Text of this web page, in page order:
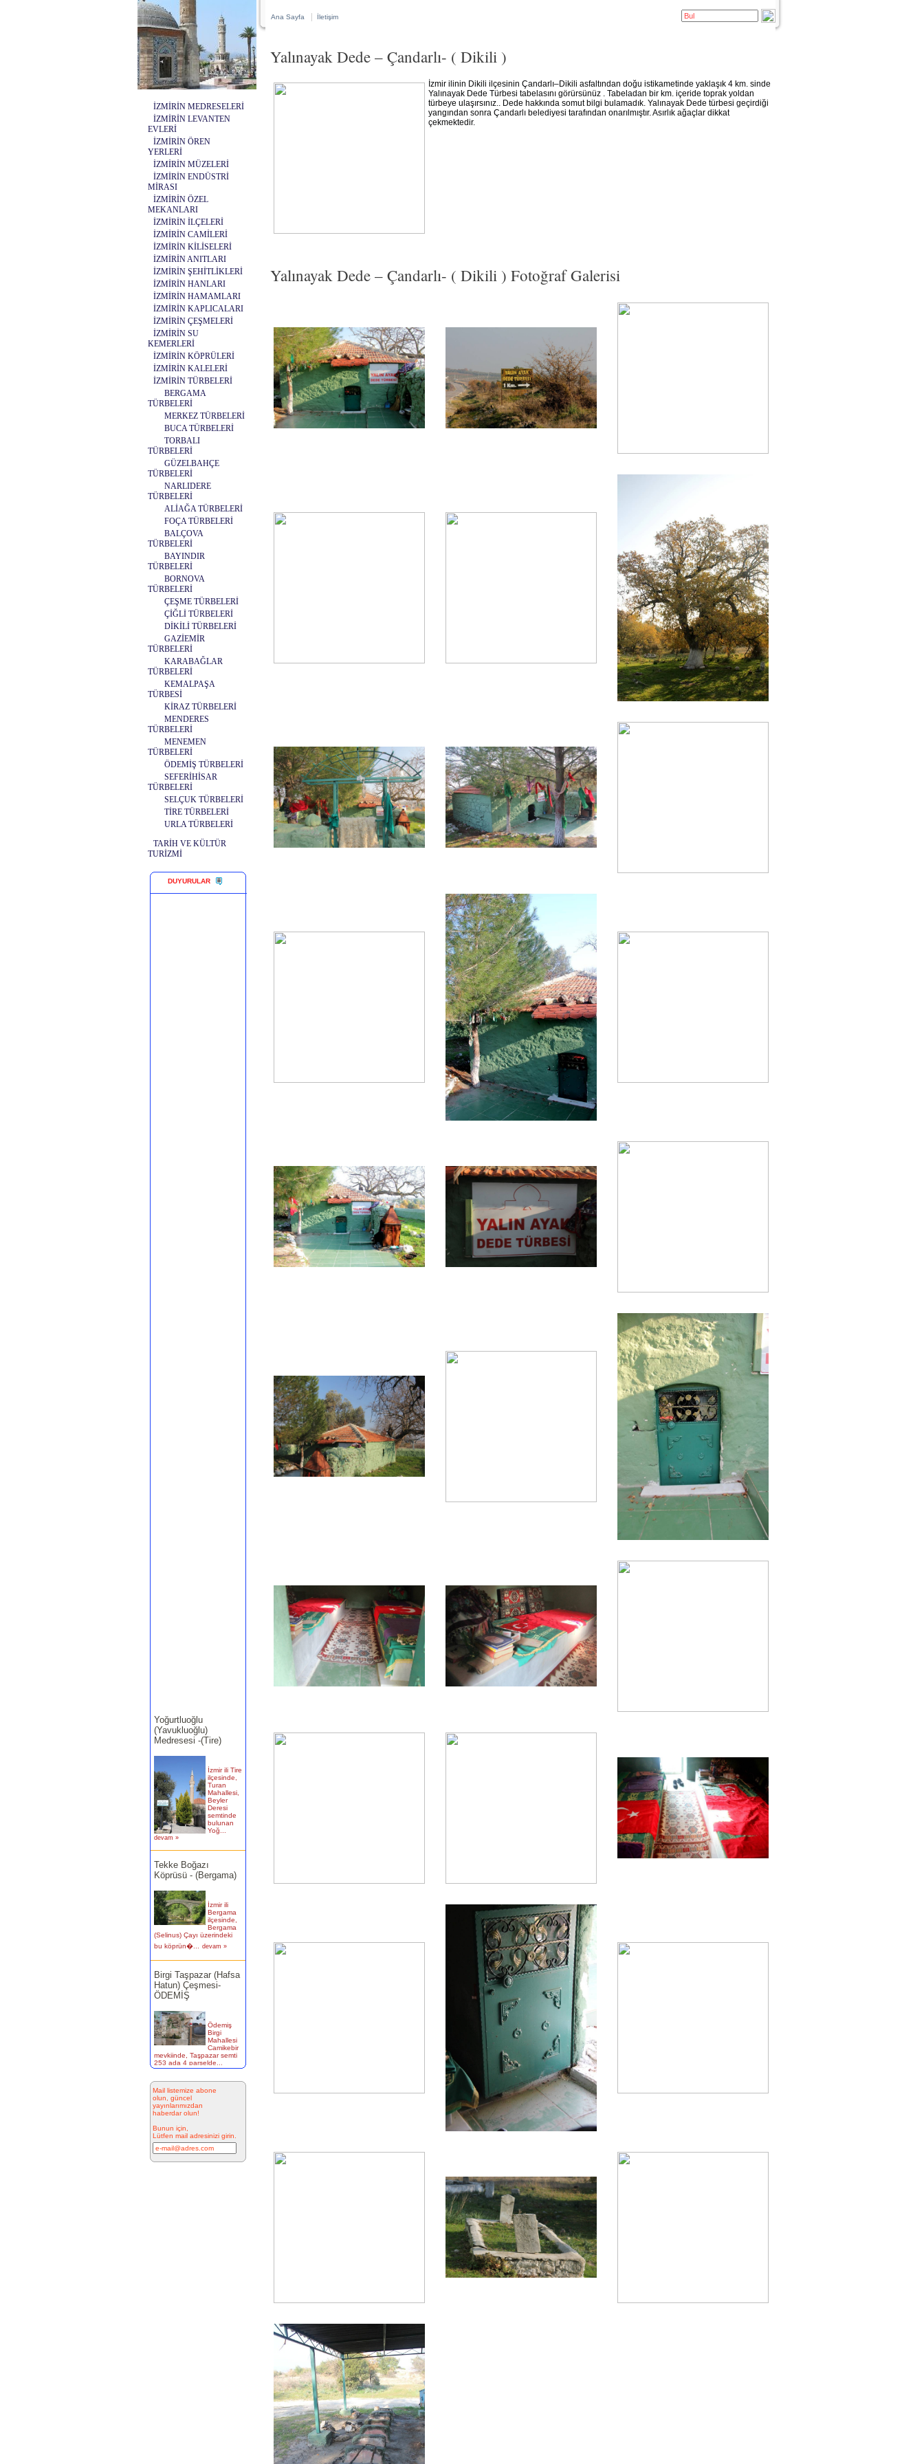
İZMİRİN MEDRESELERİ
İZMİRİN LEVANTEN
EVLERİ
İZMİRİN ÖREN
YERLERİ
İZMİRİN MÜZELERİ
İZMİRİN ENDÜSTRİ
MİRASI
İZMİRİN ÖZEL
MEKANLARI
İZMİRİN İLÇELERİ
İZMİRİN CAMİLERİ
İZMİRİN KİLİSELERİ
İZMİRİN ANITLARI
İZMİRİN ŞEHİTLİKLERİ
İZMİRİN HANLARI
İZMİRİN HAMAMLARI
İZMİRİN KAPLICALARI
İZMİRİN ÇEŞMELERİ
İZMİRİN SU
KEMERLERİ
İZMİRİN KÖPRÜLERİ
İZMİRİN KALELERİ
İZMİRİN TÜRBELERİ
BERGAMA
TÜRBELERİ
MERKEZ TÜRBELERİ
BUCA TÜRBELERİ
TORBALI
TÜRBELERİ
GÜZELBAHÇE
TÜRBELERİ
NARLIDERE
TÜRBELERİ
ALİAĞA TÜRBELERİ
FOÇA TÜRBELERİ
BALÇOVA
TÜRBELERİ
BAYINDIR
TÜRBELERİ
BORNOVA
TÜRBELERİ
ÇEŞME TÜRBELERİ
ÇİĞLİ TÜRBELERİ
DİKİLİ TÜRBELERİ
GAZİEMİR
TÜRBELERİ
KARABAĞLAR
TÜRBELERİ
KEMALPAŞA
TÜRBESİ
KİRAZ TÜRBELERİ
MENDERES
TÜRBELERİ
MENEMEN
TÜRBELERİ
ÖDEMİŞ TÜRBELERİ
SEFERİHİSAR
TÜRBELERİ
SELÇUK TÜRBELERİ
TİRE TÜRBELERİ
URLA TÜRBELERİ
TARİH VE KÜLTÜR
TURİZMİ
DUYURULAR
(Yavukluoğlu)
Medresesi -(Tire)
Turan
Mahallesi,
Beyler
Deresi
semtinde
bulunan
Yoğ...
devam »
Tekke Boğazı
Köprüsü - (Bergama)
ilçesinde,
Bergama
(Selinus) Çayı üzerindeki
devam »
Birgi Taşpazar (Hafsa
Hatun) Çeşmesi-
ÖDEMİŞ
Mahallesi
Camikebir
mevkiinde, Taşpazar semti
253 ada 4 parselde...
devam »
Kitabesiz Çeşmeler 4-
ÇEŞME
çeşme
İnkilap
Caddesi
Mail listemize abone
olun, güncel
yayınlarımızdan
haberdar olun!
Bunun için,
Lütfen mail adresinizi girin.
Ana Sayfa İletişim
Yalınayak Dede – Çandarlı- ( Dikili )
İzmir ilinin Dikili ilçesinin Çandarlı–Dikili asfaltından doğu istikametinde yaklaşık 4 km. sinde
Yalınayak Dede Türbesi tabelasını görürsünüz . Tabeladan bir km. içeride toprak yoldan
türbeye ulaşırsınız.. Dede hakkında somut bilgi bulamadık. Yalınayak Dede türbesi geçirdiği
yangından sonra Çandarlı belediyesi tarafından onarılmıştır. Asırlık ağaçlar dikkat
çekmektedir.
Yalınayak Dede – Çandarlı- ( Dikili ) Fotoğraf Galerisi